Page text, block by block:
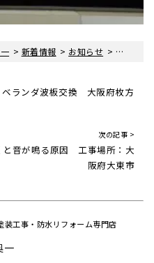
> 新着情報 > お知らせ > 移転後の
ランダ波板交換 大阪府枚方
次の記事 >
と音が鳴る原因 工事場所：大
阪府大東市
工事・防水リフォーム専門店
一